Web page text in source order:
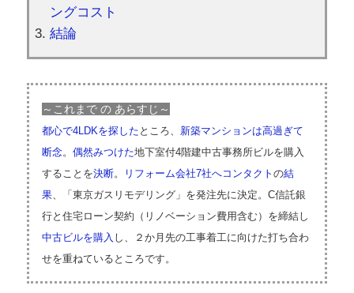
ングコスト
結論
～これまで の あらすじ～
都心で4LDKを探した ところ、 新築マンションは高過ぎて
断念。 偶然みつけた地下室付4階建中古事務所ビルを購入
することを決断。 リフォーム会社7社へコンタクト の結
果、「東京ガスリモデリング」を発注先に決定。C信託銀
行と住宅ローン契約（リノベーション費用含む）を締結し
中古ビルを購入 し、２か月先の工事着工に向けた打ち合わ
せを重ねているところです。